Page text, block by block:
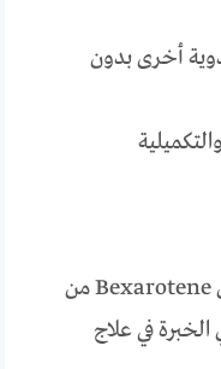
أخرى بدون
سيتم وصف عقار بيكساروتين Bexarotene من
في علاج